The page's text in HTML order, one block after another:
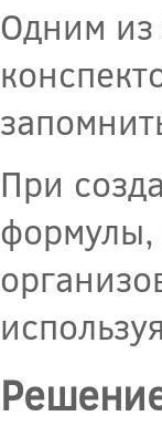
Одним из
При
формулы,